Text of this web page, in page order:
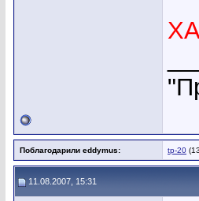
Поблагодарили eddymus: tp-20
11.08.2007, 15:31